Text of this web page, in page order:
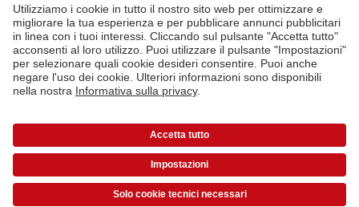
L'azienda CEWE
I nostri prodotti
Per maggiori informazioni sui prodotti o sugli ordini puoi chiamarci al
800141005dal lunedì alla domenica 9:00 - 20:00
*Tutti i prezzi si intendono IVA inclusa ed eventuali spese di spedizione escluse come
dalistino prezzi